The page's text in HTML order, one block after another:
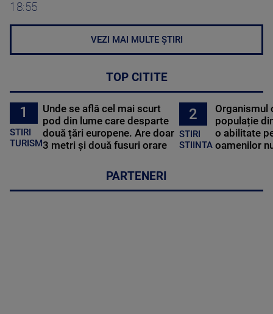
18:55
VEZI MAI MULTE ȘTIRI
TOP CITITE
1
STIRI
TURISM
Unde se află cel mai scurt
pod din lume care desparte
două țări europene. Are doar
3 metri și două fusuri orare
2
STIRI
STIINTA
Organismul
populație
o abilitate
oamenilor
PARTENERI